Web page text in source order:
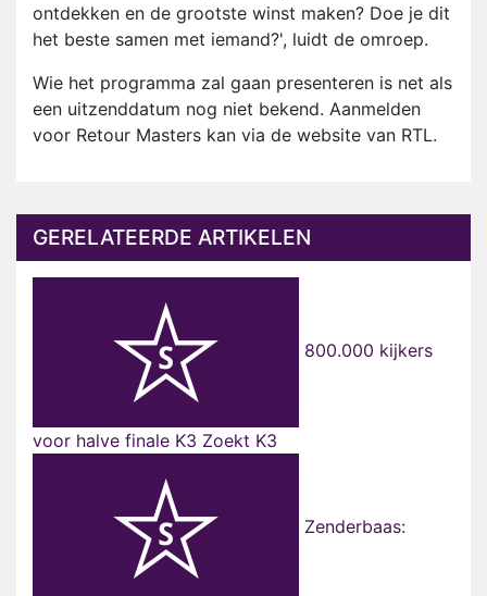
ontdekken en de grootste winst maken? Doe je dit
het beste samen met iemand?', luidt de omroep.
Wie het programma zal gaan presenteren is net als
een uitzenddatum nog niet bekend. Aanmelden
voor Retour Masters kan via de website van RTL.
GERELATEERDE ARTIKELEN
800.000 kijkers
voor halve finale K3 Zoekt K3
Zenderbaas: